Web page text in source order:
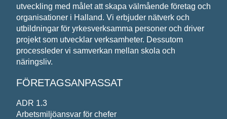
utveckling med målet att skapa välmående företag och
organisationer i Halland. Vi erbjuder nätverk och
utbildningar för yrkesverksamma personer och driver
projekt som utvecklar verksamheter. Dessutom
processleder vi samverkan mellan skola och
näringsliv.
FÖRETAGSANPASSAT
ADR 1.3
Arbetsmiljöansvar för chefer
Vi behandlar dina personuppgifter i enlighet med